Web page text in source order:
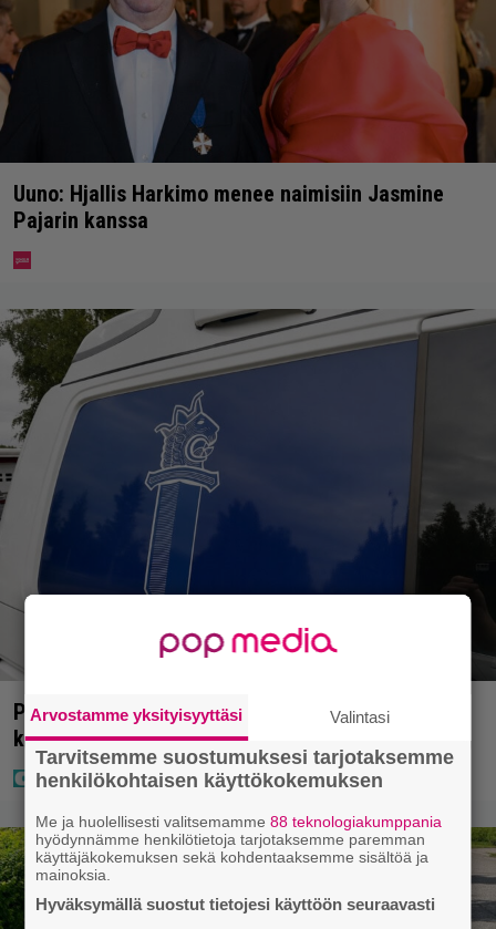
Uuno: Hjallis Harkimo menee naimisiin Jasmine
Pajarin kanssa
Poliisilla tehovalvonta – tästä kysymys ja näin
kauan kestää
Arvostamme yksityisyyttäsi Valintasi
Tarvitsemme suostumuksesi tarjotaksemme
henkilökohtaisen käyttökokemuksen
Me ja huolellisesti valitsemamme88 teknologiakumppania
hyödynnämme henkilötietoja tarjotaksemme paremman
käyttäjäkokemuksen sekä kohdentaaksemme sisältöä ja
mainoksia.
Hyväksymällä suostut tietojesi käyttöön seuraavasti